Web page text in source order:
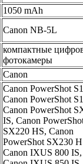
1050 mAh
Canon NB-5L
компактные
фотокамеры
Canon
Canon PowerShot
Canon PowerShot
Canon PowerShot
IS, Canon
SX220 HS, Canon
PowerShot SX230
Canon IXUS 800 IS,